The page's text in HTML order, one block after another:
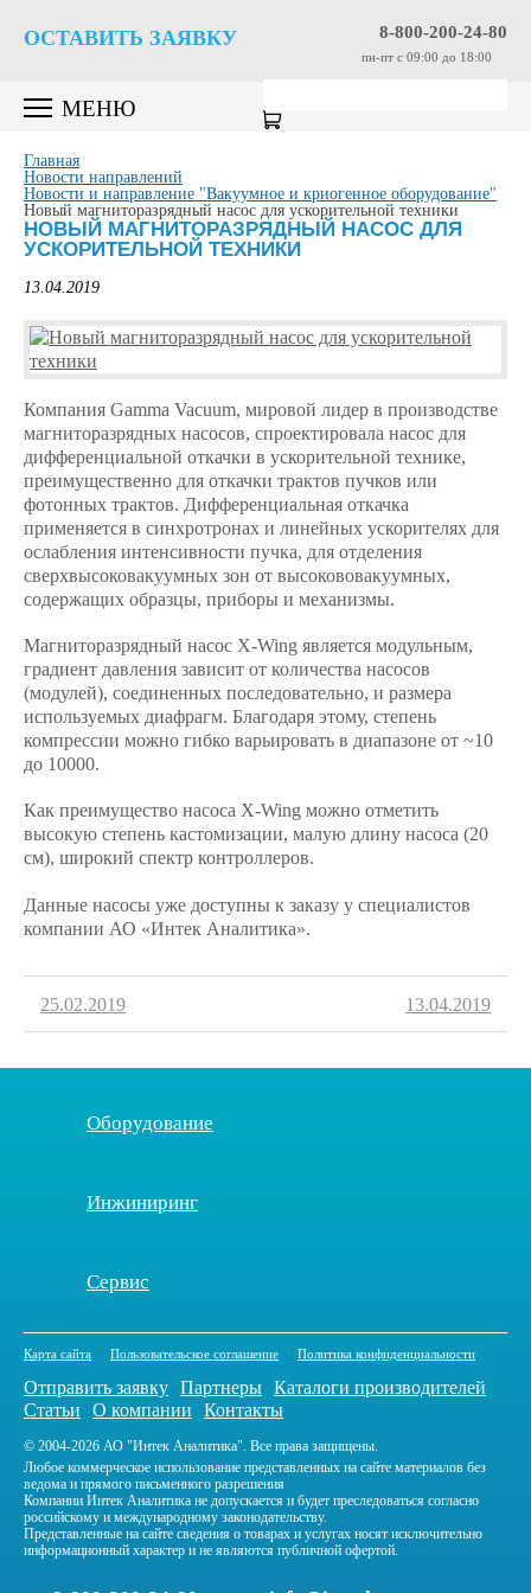
8-800-200-24-80
пн-пт c 09:00 до 18:00
ОСТАВИТЬ ЗАЯВКУ
МЕНЮ
Главная
Новости направлений
Новости и направление "Вакуумное и криогенное оборудование"
Новый магниторазрядный насос для ускорительной техники
НОВЫЙ МАГНИТОРАЗРЯДНЫЙ НАСОС ДЛЯ
УСКОРИТЕЛЬНОЙ ТЕХНИКИ
13.04.2019
Компания Gamma Vacuum, мировой лидер в производстве
магниторазрядных насосов, спроектировала насос для
дифференциальной откачки в ускорительной технике,
преимущественно для откачки трактов пучков или
фотонных трактов. Дифференциальная откачка
применяется в синхротронах и линейных ускорителях для
ослабления интенсивности пучка, для отделения
сверхвысоковакуумных зон от высокововакуумных,
содержащих образцы, приборы и механизмы.
Магниторазрядный насос X-Wing является модульным,
градиент давления зависит от количества насосов
(модулей), соединенных последовательно, и размера
используемых диафрагм. Благодаря этому, степень
компрессии можно гибко варьировать в диапазоне от ~10
до 10000.
Как преимущество насоса X-Wing можно отметить
высокую степень кастомизации, малую длину насоса (20
см), широкий спектр контроллеров.
Данные насосы уже доступны к заказу у специалистов
компании АО «Интек Аналитика».
25.02.2019 13.04.2019
Оборудование
Инжиниринг
Сервис
Карта сайта Пользовательское соглашение Политика конфиденциальности
Отправить заявку Партнеры Каталоги производителей
Статьи
О компании Контакты
© 2004-2026 АО "Интек Аналитика". Все права защищены.
Любое коммерческое использование представленных на сайте материалов без
ведома и прямого письменного разрешения
Компании Интек Аналитика не допускается и будет преследоваться согласно
российскому и международному законодательству.
Представленные на сайте сведения о товарах и услугах носят исключительно
информационный характер и не являются публичной офертой.